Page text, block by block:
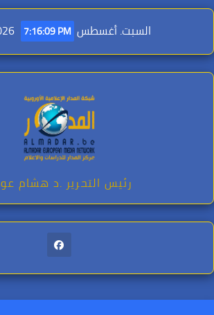
Skip
content
السبت. أغسطس 8th, 2026 7:16:10 PM
رئيس التحرير .د هشام